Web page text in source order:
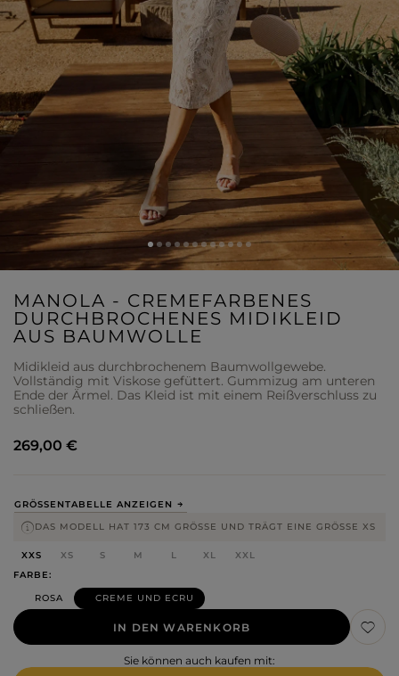
MANOLA - CREMEFARBENES
DURCHBROCHENES MIDIKLEID
AUS BAUMWOLLE
Midikleid aus durchbrochenem Baumwollgewebe.
Vollständig mit Viskose gefüttert. Gummizug am unteren
Ende der Ärmel. Das Kleid ist mit einem Reißverschluss zu
schließen.
GRÖSSENTABELLE ANZEIGEN
DAS MODELL HAT 173 CM GRÖSSE UND TRÄGT EINE GRÖSSE XS
XXS XS S M L XL
XXL
FARBE
ROSA
CREME UND ECRU
IN DEN WARENKORB
Sie können auch kaufen mit:
269,00 €